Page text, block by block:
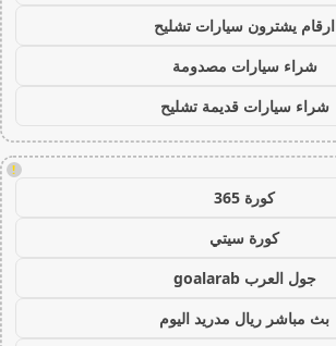
ارقام يشترون سيارات تشليح
شراء سيارات مصدومة
شراء سيارات قديمة تشليح
!
كورة 365
كورة سيتي
جول العرب goalarab
بث مباشر ريال مدريد اليوم